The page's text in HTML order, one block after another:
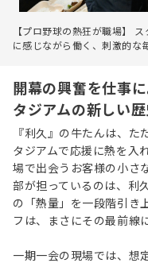
【プロ野球の熱狂が職場】
に感じながら働く、刺激的な
開幕の興奮を仕事
タジアムの新しい歴
『利久』の牛たんは、
タジアムで応援に熱を入
場で出会うお客様の小さ
部が担っているのは、利
の「熱量」を一段階引き
フは、まさにその最前線
一期一会の現場では、想